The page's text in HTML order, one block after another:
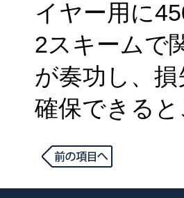
イヤー用に
2スキームで
が奏功し、
確保できると